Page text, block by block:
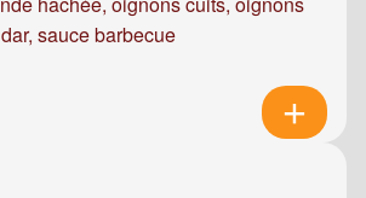
sauce barbecue